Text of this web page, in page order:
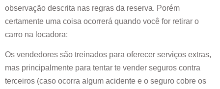
observação descrita nas regras da reserva. Porém
certamente uma coisa ocorrerá quando você for retirar o
carro na locadora:
Os vendedores são treinados para oferecer serviços extras,
mas principalmente para tentar te vender seguros contra
terceiros (caso ocorra algum acidente e o seguro cobre os